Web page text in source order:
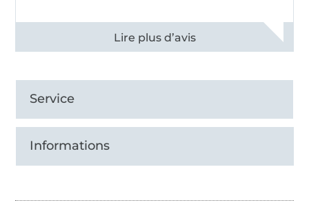
Voir tous les 11494 commentaires
Service
Informations